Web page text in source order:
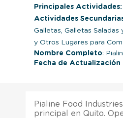
Principales Actividades:
Actividades
Galletas, Galletas Saladas
y Otros Lugares para
Nombre Completo:
Fecha de Actualización
Pialine Food
principal en Quito.